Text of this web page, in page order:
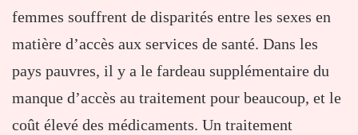
femmes souffrent de disparités entre les sexes en
matière d’accès aux services de santé. Dans les
pays pauvres, il y a le fardeau supplémentaire du
manque d’accès au traitement pour beaucoup, et le
coût élevé des médicaments. Un traitement